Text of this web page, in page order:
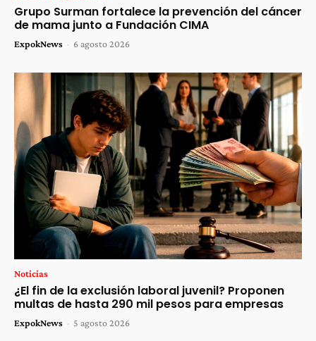
Grupo Surman fortalece la prevención del cáncer
de mama junto a Fundación CIMA
ExpokNews - 6 agosto 2026
Noticias
¿El fin de la exclusión laboral juvenil? Proponen
multas de hasta 290 mil pesos para empresas
ExpokNews - 5 agosto 2026